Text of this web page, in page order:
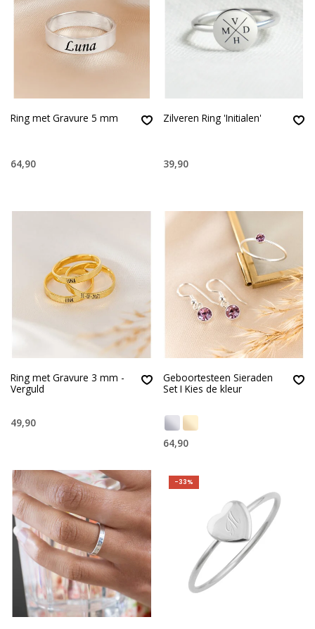
Ring met Gravure 5 mm
64,90
Zilveren Ring 'Initialen'
39,90
Ring met Gravure 3 mm -
Verguld
49,90
Geboortesteen Sieraden
Set I Kies de kleur
64,90
-33%